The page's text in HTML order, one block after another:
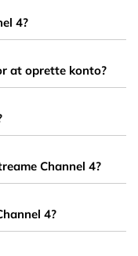
4?
at oprette konto?
Channel 4?
4?